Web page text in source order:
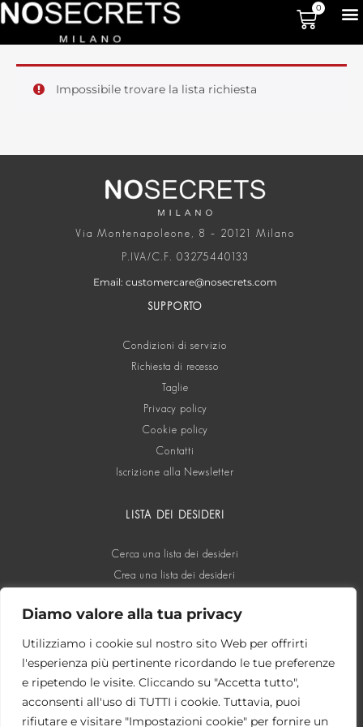
Diamo valore alla tua privacy
Utilizziamo i cookie sul nostro sito Web per offrirti
l'esperienza più pertinente ricordando le tue preferenze
e ripetendo le visite. Cliccando su "Accetta tutto",
acconsenti all'uso di TUTTI i cookie. Tuttavia, puoi
rifiutare e visitare "Impostazioni cookie" per fornire un
0
Impossibile trovare la lista richiesta
Via Montenapoleone, 8 – 20121 Milano
P.IVA/C.F. 03275440133
Email: customercare@nosecrets.com
SUPPORTO
Condizioni di servizio
Richiesta di recesso
Taglie
Privacy policy
Cookie policy
Contatti
Iscrizione alla Newsletter
LISTA DEI DESIDERI
Cerca una lista dei desideri
Crea una lista dei desideri
SOCIAL